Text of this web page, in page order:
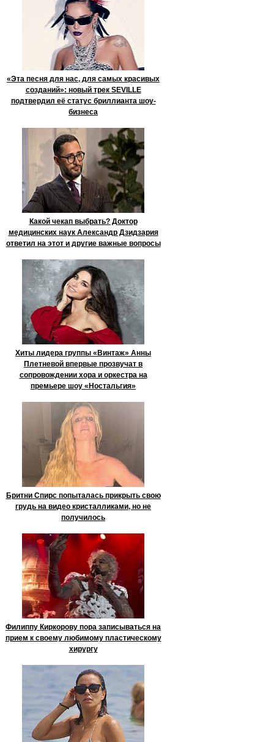
«Эта песня для нас, для самых красивых
созданий»: новый трек SEVILLE
подтвердил её статус бриллианта шоу-
бизнеса
Какой чекап выбрать? Доктор
медицинских наук Александр Дзидзария
ответил на этот и другие важные вопросы
Хиты лидера группы «Винтаж» Анны
Плетневой впервые прозвучат в
сопровождении хора и оркестра на
премьере шоу «Ностальгия»
Бритни Спирс попыталась прикрыть свою
грудь на видео кристалликами, но не
получилось
Филиппу Киркорову пора записываться на
прием к своему любимому пластическому
хирургу